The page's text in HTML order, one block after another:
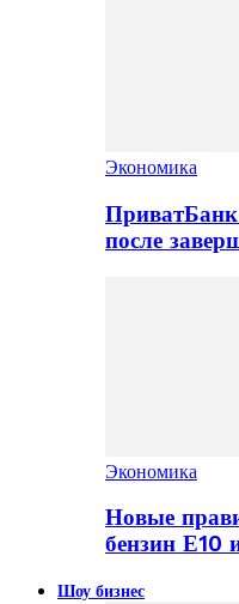
Экономика
после
Экономика
Новые
бензин Е10
Шоу бизнес